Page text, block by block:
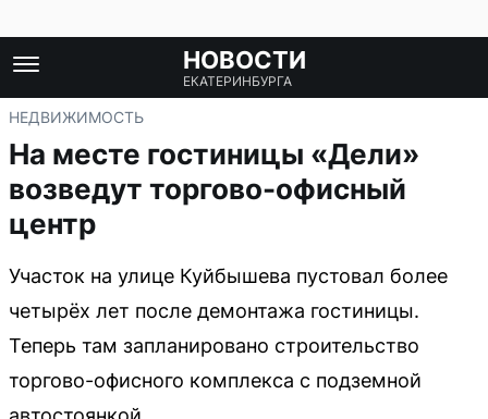
НОВОСТИ
ЕКАТЕРИНБУРГА
НЕДВИЖИМОСТЬ
На месте гостиницы «Дели»
возведут торгово-офисный
центр
Участок на улице Куйбышева пустовал более
четырёх лет после демонтажа гостиницы.
Теперь там запланировано строительство
торгово-офисного комплекса с подземной